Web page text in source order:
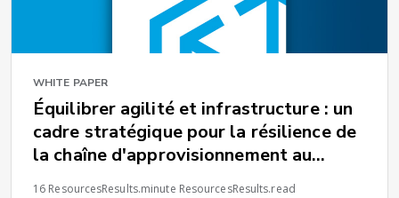
WHITE PAPER
Équilibrer agilité et infrastructure : un
cadre stratégique pour la résilience de
la chaîne d'approvisionnement au
niveau mondial
16 ResourcesResults.minute ResourcesResults.read